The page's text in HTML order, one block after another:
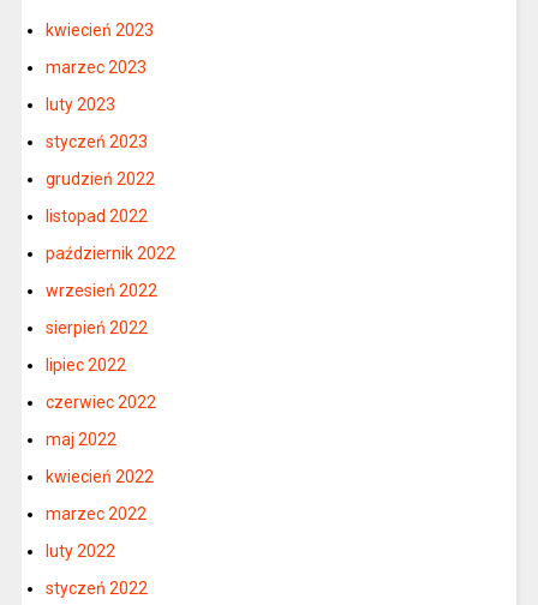
kwiecień 2023
marzec 2023
luty 2023
styczeń 2023
grudzień 2022
listopad 2022
październik 2022
wrzesień 2022
sierpień 2022
lipiec 2022
czerwiec 2022
maj 2022
kwiecień 2022
marzec 2022
luty 2022
styczeń 2022